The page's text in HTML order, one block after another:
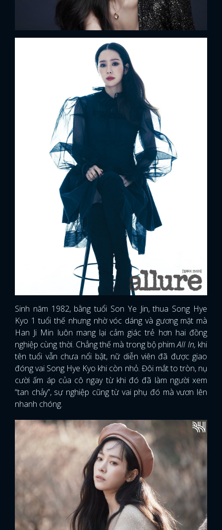
Sinh năm 1982, bằng tuổi Son Ye Jin, thua Song Hye
Kyo 1 tuổi thế nhưng nhờ vóc dáng và gương mặt mà
Han Ji Min luôn mang lại cảm giác trẻ hơn hai đồng
nghiệp cùng thời. Chẳng thế mà trong bộ phimAll In, khi
tên tuổi vẫn chưa nổi bật, nữ diễn viên đã được giao
đóng vai Song Hye Kyo khi còn nhỏ. Đôi mắt to tròn, nụ
cười ấm áp của cô ngay từ khi đó đã làm người xem
“tan chảy”, sự nghiệp cũng từ vai phụ đó mà vươn lên
nhanh chóng.